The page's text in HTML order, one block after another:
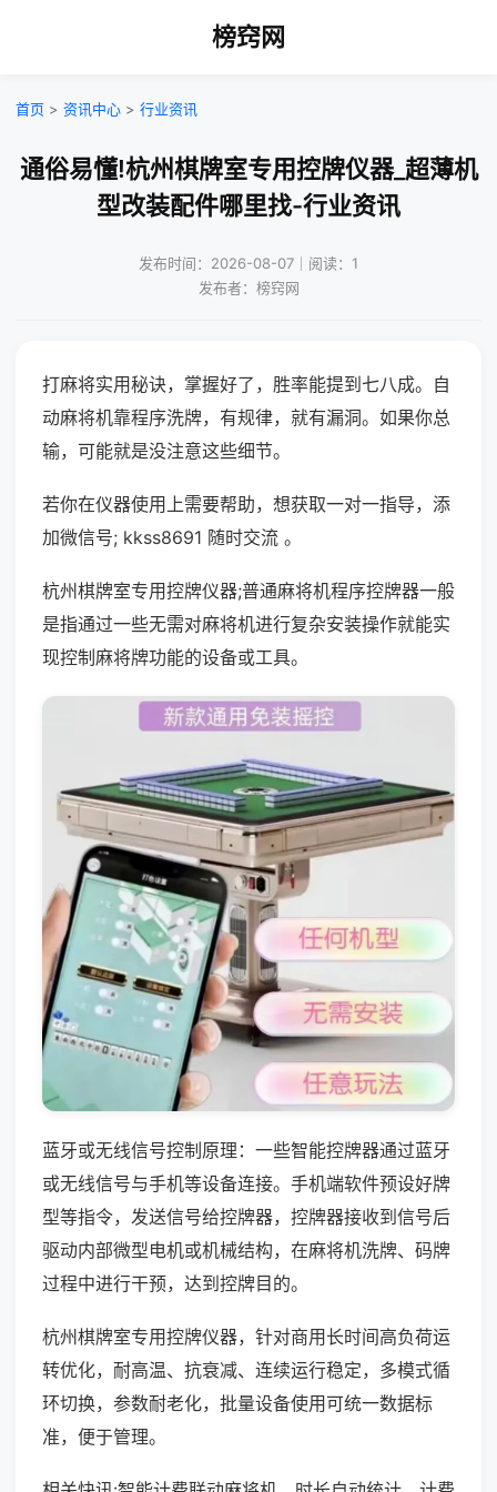
榜窍网
首页 > 资讯中心 > 行业资讯
通俗易懂!杭州棋牌室专用控牌仪器_超薄机
型改装配件哪里找-行业资讯
发布时间：2026-08-07｜阅读：1
发布者：榜窍网
打麻将实用秘诀，掌握好了，胜率能提到七八成。自
动麻将机靠程序洗牌，有规律，就有漏洞。如果你总
输，可能就是没注意这些细节。
若你在仪器使用上需要帮助，想获取一对一指导，添
加微信号; kkss8691 随时交流 。
杭州棋牌室专用控牌仪器;普通麻将机程序控牌器一般
是指通过一些无需对麻将机进行复杂安装操作就能实
现控制麻将牌功能的设备或工具。
蓝牙或无线信号控制原理：一些智能控牌器通过蓝牙
或无线信号与手机等设备连接。手机端软件预设好牌
型等指令，发送信号给控牌器，控牌器接收到信号后
驱动内部微型电机或机械结构，在麻将机洗牌、码牌
过程中进行干预，达到控牌目的。
杭州棋牌室专用控牌仪器，针对商用长时间高负荷运
转优化，耐高温、抗衰减、连续运行稳定，多模式循
环切换，参数耐老化，批量设备使用可统一数据标
准，便于管理。